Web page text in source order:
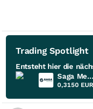
Trading Spotlight
Entsteht hier die
Saga Metals
0,3150 EUR